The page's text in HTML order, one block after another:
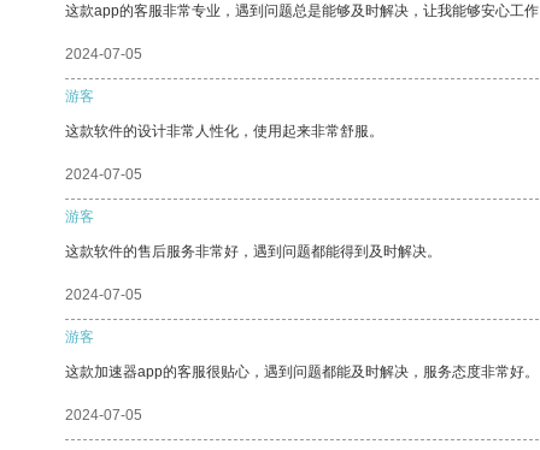
这款app的客服非常专业，遇到问题总是能够及时解决，让我能够安心工
2024-07-05
游客
这款软件的设计非常人性化，使用起来非常舒服。
2024-07-05
游客
这款软件的售后服务非常好，遇到问题都能得到及时解决。
2024-07-05
游客
这款加速器app的客服很贴心，遇到问题都能及时解决，服务态度非常好。
2024-07-05